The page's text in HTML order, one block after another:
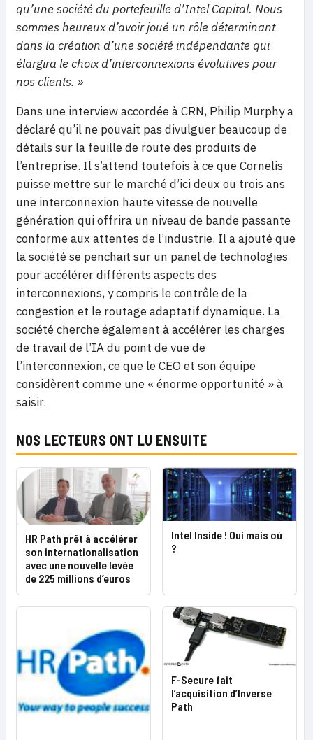
qu’une société du portefeuille d’Intel Capital. Nous
sommes heureux d’avoir joué un rôle déterminant
dans la création d’une société indépendante qui
élargira le choix d’interconnexions évolutives pour
nos clients. »
Dans une interview accordée à CRN, Philip Murphy a
déclaré qu’il ne pouvait pas divulguer beaucoup de
détails sur la feuille de route des produits de
l’entreprise. Il s’attend toutefois à ce que Cornelis
puisse mettre sur le marché d’ici deux ou trois ans
une interconnexion haute vitesse de nouvelle
génération qui offrira un niveau de bande passante
conforme aux attentes de l’industrie. Il a ajouté que
la société se penchait sur un panel de technologies
pour accélérer différents aspects des
interconnexions, y compris le contrôle de la
congestion et le routage adaptatif dynamique. La
société cherche également à accélérer les charges
de travail de l’IA du point de vue de
l’interconnexion, ce que le CEO et son équipe
considèrent comme une « énorme opportunité » à
saisir.
NOS LECTEURS ONT LU ENSUITE
HR Path prêt à accélérer
son internationalisation
avec une nouvelle levée
de 225 millions d’euros
Intel Inside ! Oui mais où
?
F-Secure fait
l’acquisition d’Inverse
Path